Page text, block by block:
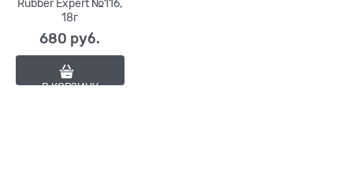
Rubber Expert №116,
18г
680 руб.
В КОРЗИНУ